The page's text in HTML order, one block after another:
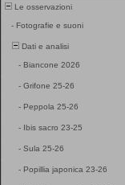
Le osservazioni
- Fotografie e suoni
Dati e analisi
- Biancone 2026
- Grifone 25-26
- Peppola 25-26
- Ibis sacro 23-25
- Sula 25-26
- Popillia japonica 23-26